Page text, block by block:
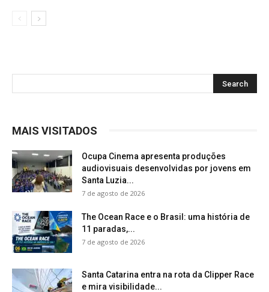
MAIS VISITADOS
Ocupa Cinema apresenta produções
audiovisuais desenvolvidas por jovens em
Santa Luzia...
7 de agosto de 2026
The Ocean Race e o Brasil: uma história de
11 paradas,...
7 de agosto de 2026
Santa Catarina entra na rota da Clipper Race
e mira visibilidade...